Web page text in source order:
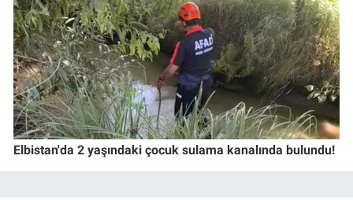
Elbistan'da 2 yaşındaki çocuk sulama kanalında bulundu!